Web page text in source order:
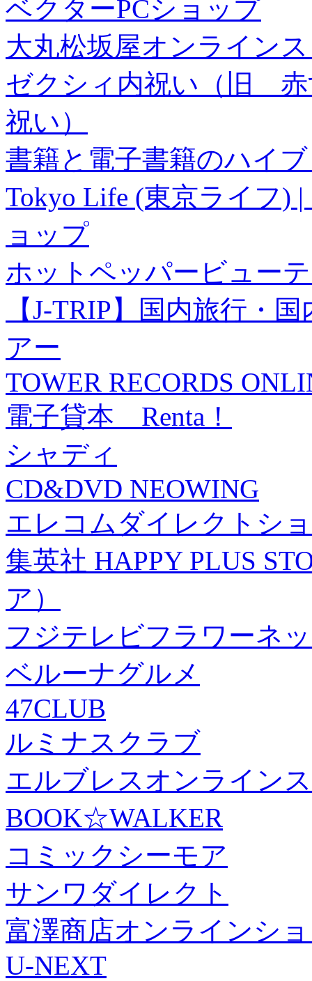
ベクターPCショップ
大丸松坂屋オンライン
ゼクシィ内祝い（旧 赤
祝い）
書籍と電子書籍のハイ
Tokyo Life (東京ライフ)
ョップ
ホットペッパービュー
【J-TRIP】国内旅行・
アー
TOWER RECORDS
電子貸本 Renta！
シャディ
CD&DVD NEOWING
エレコムダイレクトシ
集英社 HAPPY PLUS
ア）
フジテレビフラワーネ
ベルーナグルメ
47CLUB
ルミナスクラブ
エルブレスオンライン
BOOK☆WALKER
コミックシーモア
サンワダイレクト
富澤商店オンラインシ
U-NEXT